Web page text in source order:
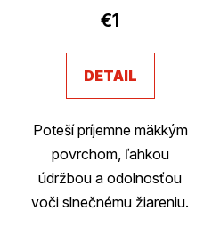
€1
DETAIL
Poteší príjemne mäkkým
povrchom, ľahkou
údržbou a odolnosťou
voči slnečnému žiareniu.